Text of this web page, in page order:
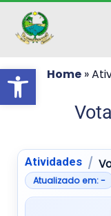
Abrir a barra de
Home »